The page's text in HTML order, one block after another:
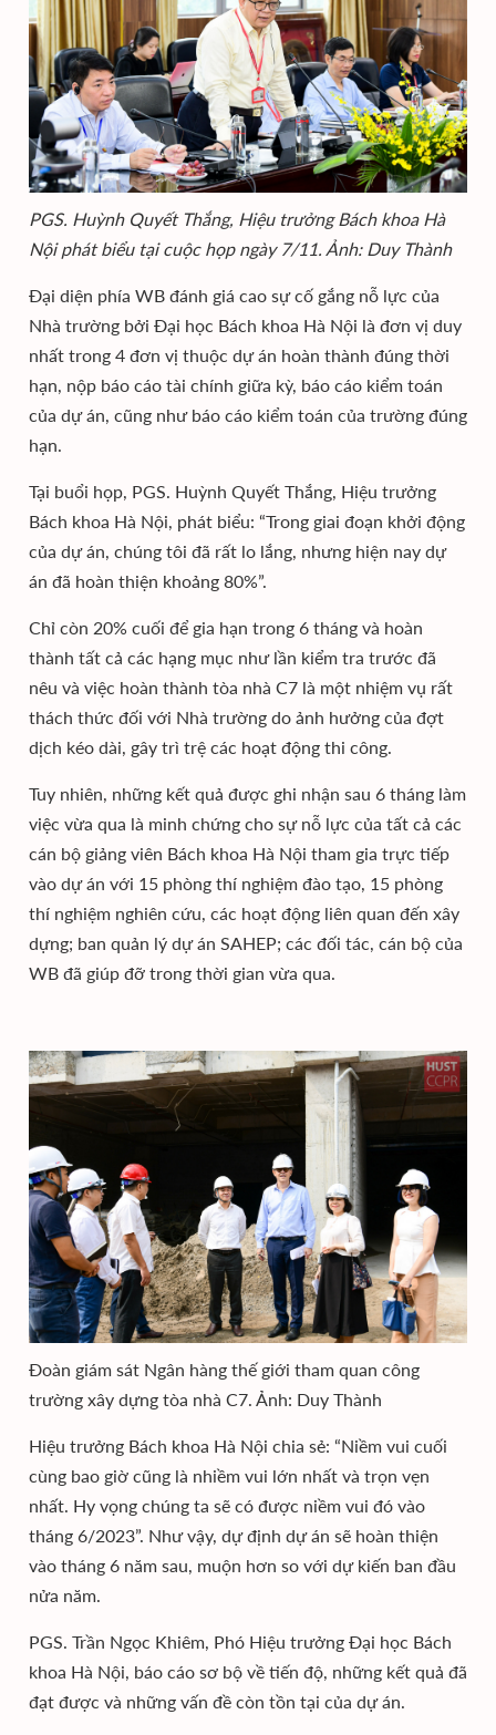
PGS. Huỳnh Quyết Thắng, Hiệu trưởng Bách khoa Hà
Nội phát biểu tại cuộc họp ngày 7/11. Ảnh: Duy Thành
Đại diện phía WB đánh giá cao sự cố gắng nỗ lực của
Nhà trường bởi Đại học Bách khoa Hà Nội là đơn vị duy
nhất trong 4 đơn vị thuộc dự án hoàn thành đúng thời
hạn, nộp báo cáo tài chính giữa kỳ, báo cáo kiểm toán
của dự án, cũng như báo cáo kiểm toán của trường đúng
hạn.
Tại buổi họp, PGS. Huỳnh Quyết Thắng, Hiệu trưởng
Bách khoa Hà Nội, phát biểu: “Trong giai đoạn khởi động
của dự án, chúng tôi đã rất lo lắng, nhưng hiện nay dự
án đã hoàn thiện khoảng 80%”.
Chỉ còn 20% cuối để gia hạn trong 6 tháng và hoàn
thành tất cả các hạng mục như lần kiểm tra trước đã
nêu và việc hoàn thành tòa nhà C7 là một nhiệm vụ rất
thách thức đối với Nhà trường do ảnh hưởng của đợt
dịch kéo dài, gây trì trệ các hoạt động thi công.
Tuy nhiên, những kết quả được ghi nhận sau 6 tháng làm
việc vừa qua là minh chứng cho sự nỗ lực của tất cả các
cán bộ giảng viên Bách khoa Hà Nội tham gia trực tiếp
vào dự án với 15 phòng thí nghiệm đào tạo, 15 phòng
thí nghiệm nghiên cứu, các hoạt động liên quan đến xây
dựng; ban quản lý dự án SAHEP; các đối tác, cán bộ của
WB đã giúp đỡ trong thời gian vừa qua.
Đoàn giám sát Ngân hàng thế giới tham quan công
trường xây dựng tòa nhà C7. Ảnh: Duy Thành
Hiệu trưởng Bách khoa Hà Nội chia sẻ: “Niềm vui cuối
cùng bao giờ cũng là nhiềm vui lớn nhất và trọn vẹn
nhất. Hy vọng chúng ta sẽ có được niềm vui đó vào
tháng 6/2023”. Như vậy, dự định dự án sẽ hoàn thiện
vào tháng 6 năm sau, muộn hơn so với dự kiến ban đầu
nửa năm.
PGS. Trần Ngọc Khiêm, Phó Hiệu trưởng Đại học Bách
khoa Hà Nội, báo cáo sơ bộ về tiến độ, những kết quả đã
đạt được và những vấn đề còn tồn tại của dự án.